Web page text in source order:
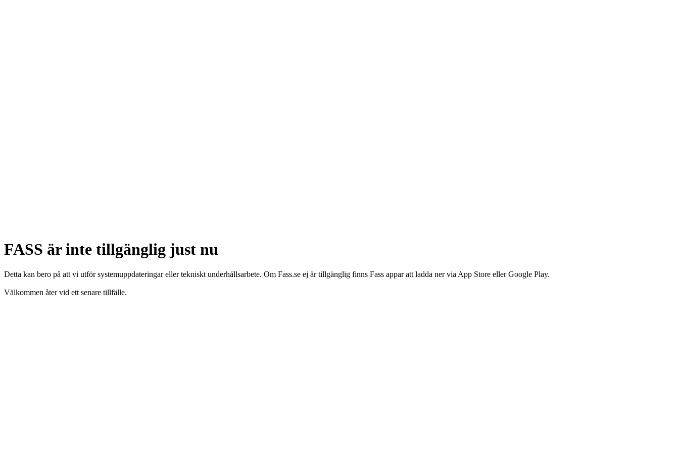
FASS är inte tillgänglig just nu
Detta kan bero på att vi utför systemuppdateringar eller tekniskt underhållsarbete. Om Fass.se ej är tillgänglig finns Fass appar att ladda ner via App Store eller Google Play.
Välkommen åter vid ett senare tillfälle.